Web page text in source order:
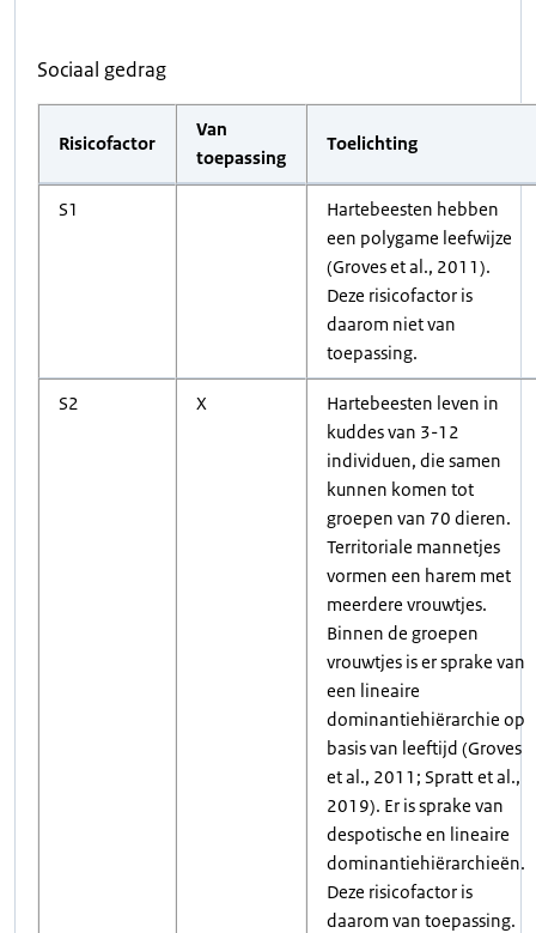
Sociaal gedrag
Risicofactor
Van
toepassing
Toelichting
S1
Hartebeesten hebben
een polygame leefwijze
(Groves et al., 2011).
Deze risicofactor is
daarom niet van
toepassing.
S2 X
Hartebeesten leven in
kuddes van 3-12
individuen, die samen
kunnen komen tot
groepen van 70 dieren.
Territoriale mannetjes
vormen een harem met
meerdere vrouwtjes.
Binnen de groepen
vrouwtjes is er sprake van
een lineaire
dominantiehiërarchie op
basis van leeftijd (Groves
et al., 2011; Spratt et al.,
2019). Er is sprake van
despotische en lineaire
dominantiehiërarchieën.
Deze risicofactor is
daarom van toepassing.